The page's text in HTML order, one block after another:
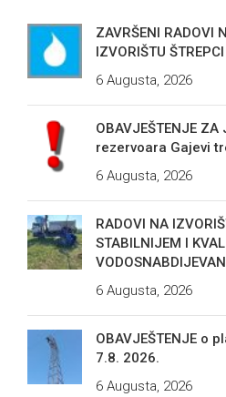
ZAVRŠENI RADOVI
IZVORIŠTU ŠTREPCI
6 Augusta, 2026
OBAVJEŠTENJE
rezervoara Gajevi
6 Augusta, 2026
RADOVI NA
STABILNIJEM I
6 Augusta, 2026
OBAVJEŠTENJE o
7.8. 2026.
6 Augusta, 2026